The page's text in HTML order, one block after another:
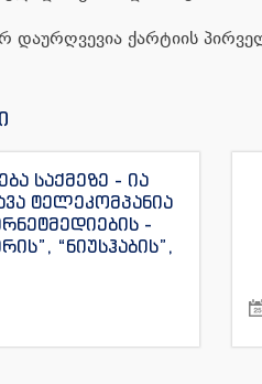
დაურღვევია ქარტიის
საქმეზე - ია
ტელეკომპანია
-
“ნიუსჰაბის”,